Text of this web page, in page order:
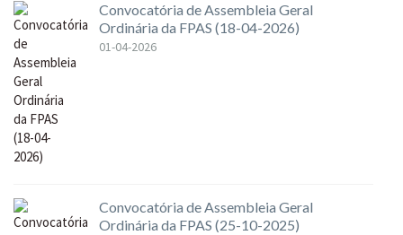
Convocatória de Assembleia Geral
Ordinária da FPAS (18-04-2026)
01-04-2026
Convocatória de Assembleia Geral
Ordinária da FPAS (25-10-2025)